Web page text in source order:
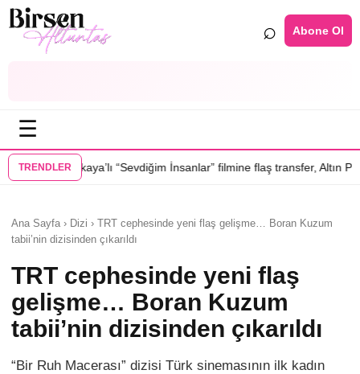
⌕ Abone Ol
☰
TRENDLER
“Sevdiğim İnsanlar” filmine flaş transfer, Altın Palmiye’li Vlad
Ana Sayfa › Dizi › TRT cephesinde yeni flaş gelişme… Boran Kuzum
tabii’nin dizisinden çıkarıldı
TRT cephesinde yeni flaş
gelişme… Boran Kuzum
tabii’nin dizisinden çıkarıldı
“Bir Ruh Macerası” dizisi Türk sinemasının ilk kadın